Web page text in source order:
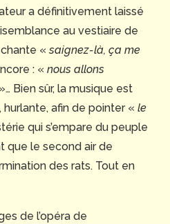
a définitivement laissé
au vestiaire de
chante «saignez-là, ça me
: « nous allons
»… Bien sûr, la musique est
afin de pointer « le
qui s’empare du peuple
que le second air de
des rats. Tout en
de l’opéra de